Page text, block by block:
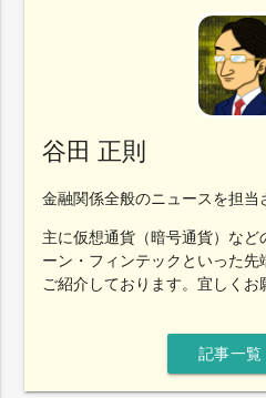
谷田 正則
金融関係全般のニュースを担当
主に仮想通貨（暗号通貨）など
ーン・フィンテックといった
ご紹介しております。宜しくお
記事一覧